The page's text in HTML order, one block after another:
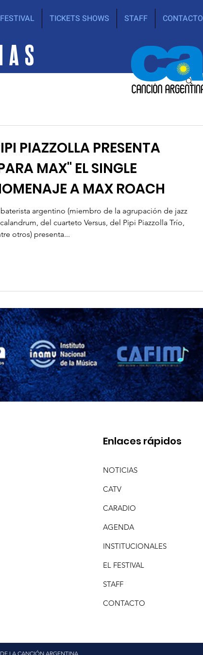
TICKETS SHOWS STAFF CONTACTO
PIAZZOLLA PRESENTA
MAX" EL SINGLE
A MAX ROACH
baterista argentino (miembro de la agrupación de jazz
del cuarteto Versus, del Pipi Piazzolla Trío,
otros) presenta...
Enlaces rápidos
NOTICIAS
CATV
CARADIO
AGENDA
INSTITUCIONALES
EL FESTIVAL
STAFF
CONTACTO
LA CANCIÓN ARGENTINA